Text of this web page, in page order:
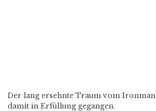
Der lang ersehnte Traum vom
damit in Erfüllung gegangen.